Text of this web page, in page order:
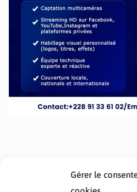
Gérer le